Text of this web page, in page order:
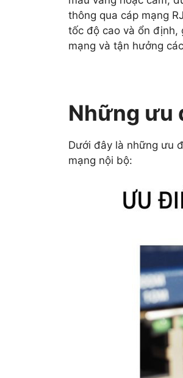
thông qua cáp mạng
tốc độ cao và ổn định,
mạng và tận hưởng
Những ưu
Dưới đây là những ưu
mạng nội bộ: